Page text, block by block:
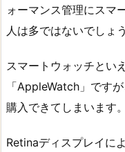
ォーマンス管理にスマ
人は多ではないでしょう
スマートウォッチとい
「AppleWatch」です
購入できてしまいます。
Retinaディスプレイに